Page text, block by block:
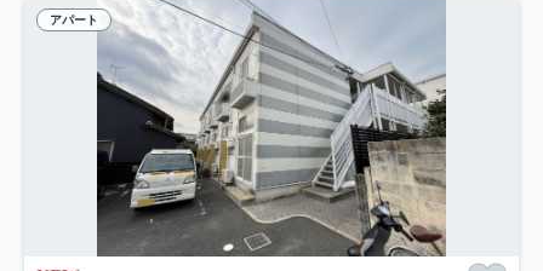
アパート